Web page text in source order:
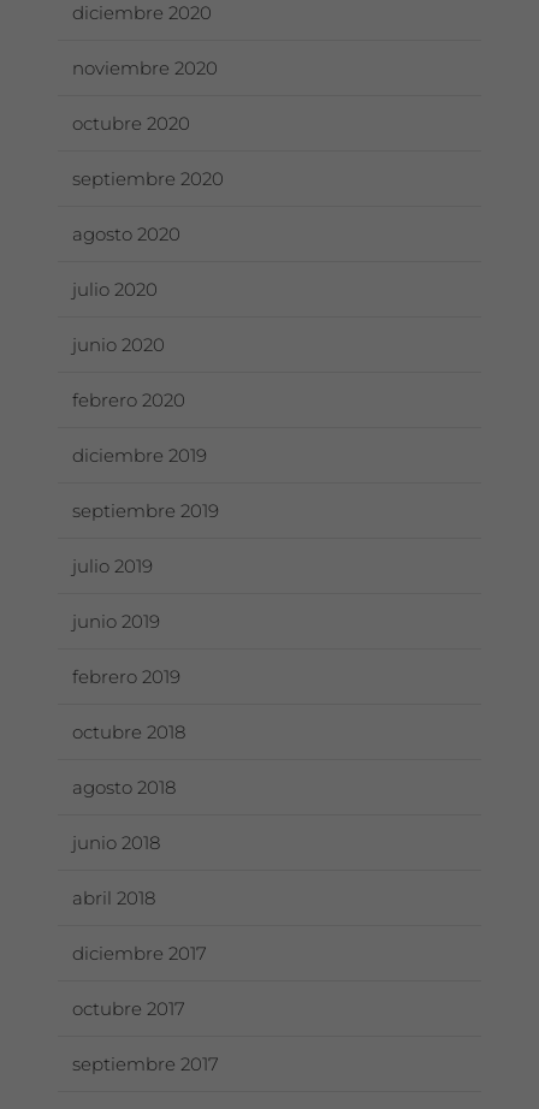
diciembre 2020
noviembre 2020
octubre 2020
septiembre 2020
agosto 2020
julio 2020
junio 2020
febrero 2020
diciembre 2019
septiembre 2019
julio 2019
junio 2019
febrero 2019
octubre 2018
agosto 2018
junio 2018
abril 2018
diciembre 2017
octubre 2017
septiembre 2017